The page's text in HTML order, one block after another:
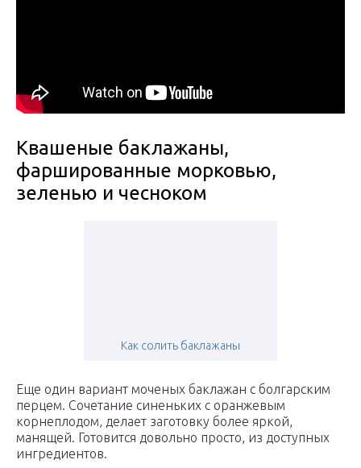
Квашеные баклажаны,
фаршированные морковью,
зеленью и чесноком
Как солить баклажаны
Еще один вариант моченых баклажан с болгарским
перцем. Сочетание синеньких с оранжевым
корнеплодом, делает заготовку более яркой,
манящей. Готовится довольно просто, из доступных
ингредиентов.